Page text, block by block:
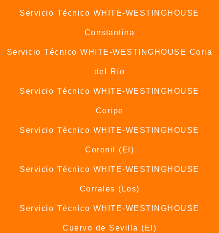
Servicio Técnico WHITE-WESTINGHOUSE
Constantina
Servicio Técnico WHITE-WESTINGHOUSE Coria
del Río
Servicio Técnico WHITE-WESTINGHOUSE
Coripe
Servicio Técnico WHITE-WESTINGHOUSE
Coronil (El)
Servicio Técnico WHITE-WESTINGHOUSE
Corrales (Los)
Servicio Técnico WHITE-WESTINGHOUSE
Cuervo de Sevilla (El)